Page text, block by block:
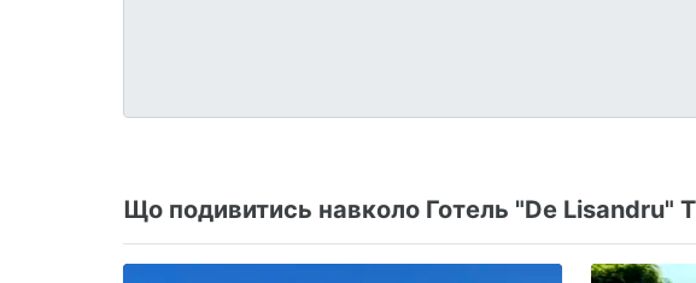
Що подивитись навколо Готель "De Lisandru"